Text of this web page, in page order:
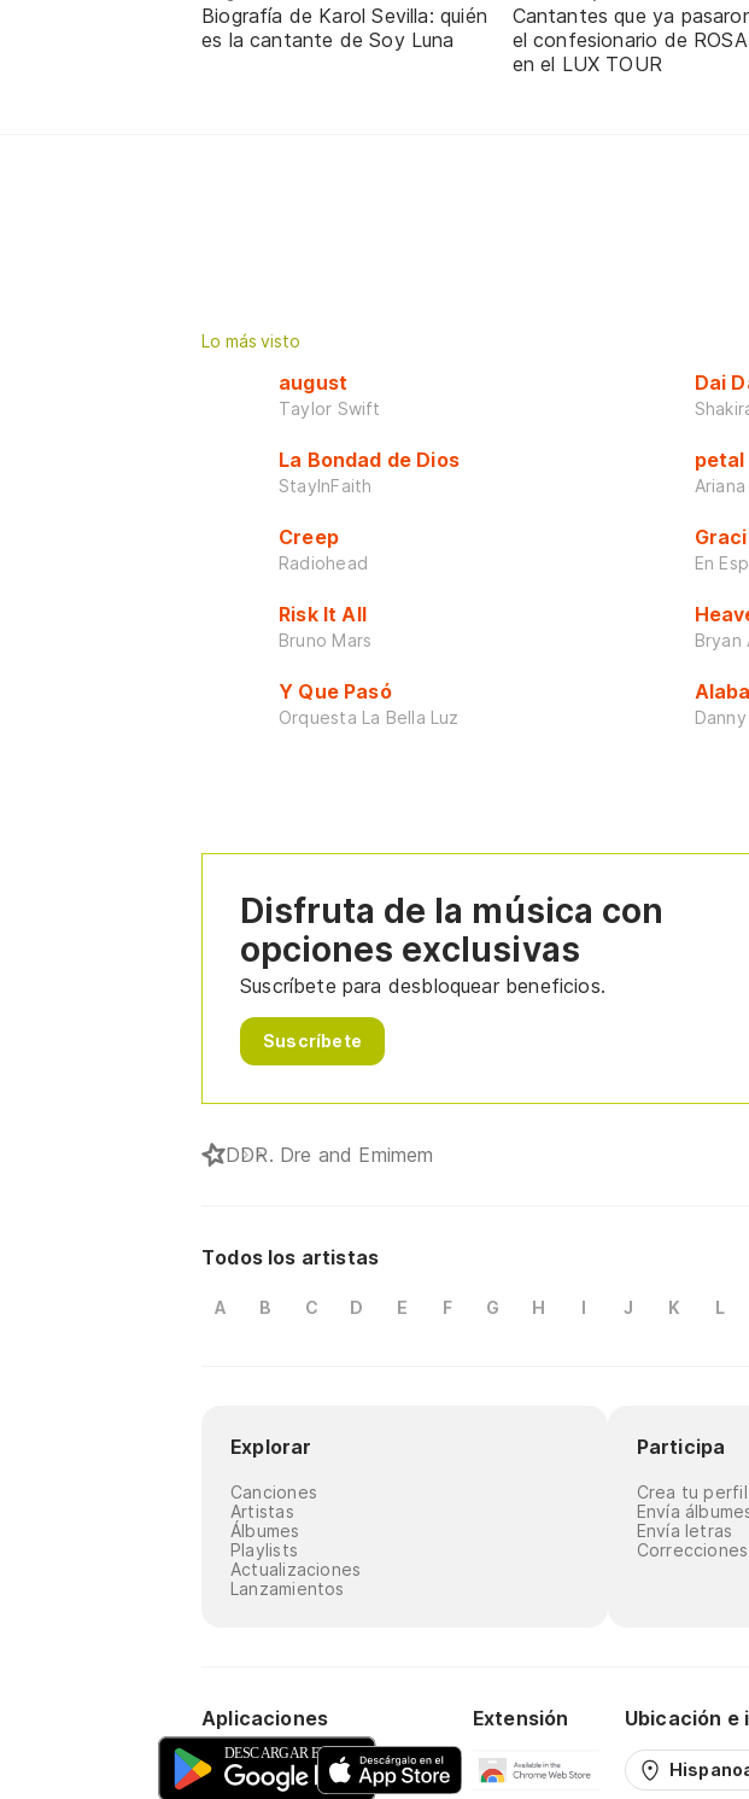
Biografía de Karol Sevilla: quién
es la cantante de Soy Luna
Cantantes que ya
el confesionario de
en el LUX TOUR
Lo más visto
august
Taylor Swift
La Bondad de Dios
StayInFaith
Creep
Radiohead
Risk It All
Bruno Mars
Y Que Pasó
Orquesta La Bella Luz
Dai
petal
En
Bryan
Disfruta de la música con
opciones exclusivas
Suscríbete para desbloquear beneficios.
Suscríbete
DDR. Dre and Emimem
Todos los artistas
A B C D E F G H I J K L
Explorar
Canciones
Artistas
Álbumes
Playlists
Actualizaciones
Lanzamientos
Participa
Crea tu perfil
Envía
Envía letras
Aplicaciones Extensión Ubicación e